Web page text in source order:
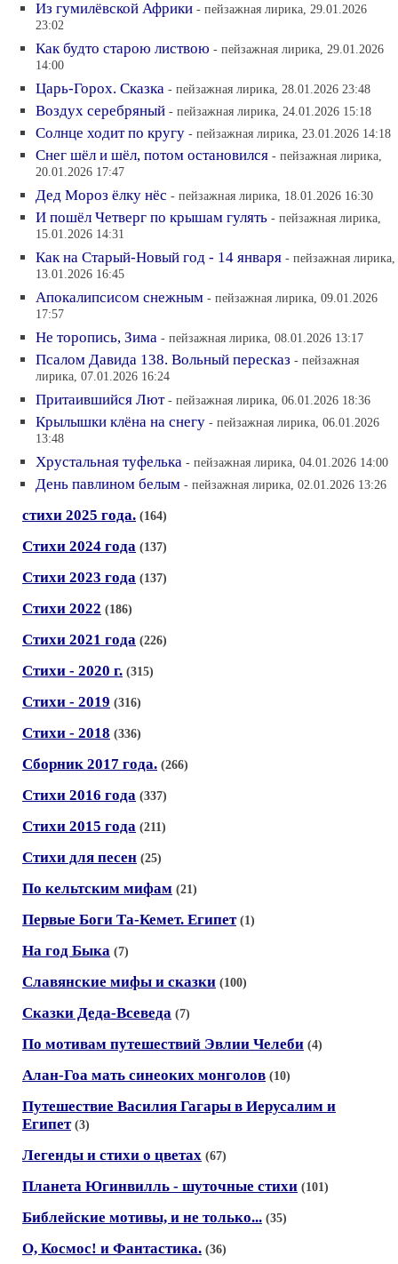
Из гумилёвской Африки - пейзажная лирика, 29.01.2026
23:02
Как будто старою листвою - пейзажная лирика, 29.01.2026
14:00
Царь-Горох. Сказка - пейзажная лирика, 28.01.2026 23:48
Воздух серебряный - пейзажная лирика, 24.01.2026 15:18
Солнце ходит по кругу - пейзажная лирика, 23.01.2026 14:18
Снег шёл и шёл, потом остановился - пейзажная лирика,
20.01.2026 17:47
Дед Мороз ёлку нёс - пейзажная лирика, 18.01.2026 16:30
И пошёл Четверг по крышам гулять - пейзажная лирика,
15.01.2026 14:31
Как на Старый-Новый год - 14 января - пейзажная лирика,
13.01.2026 16:45
Апокалипсисом снежным - пейзажная лирика, 09.01.2026
17:57
Не торопись, Зима - пейзажная лирика, 08.01.2026 13:17
Псалом Давида 138. Вольный пересказ - пейзажная
лирика, 07.01.2026 16:24
Притаившийся Лют - пейзажная лирика, 06.01.2026 18:36
Крылышки клёна на снегу - пейзажная лирика, 06.01.2026
13:48
Хрустальная туфелька - пейзажная лирика, 04.01.2026 14:00
День павлином белым - пейзажная лирика, 02.01.2026 13:26
стихи 2025 года. (164)
Стихи 2024 года (137)
Стихи 2023 года (137)
Стихи 2022 (186)
Стихи 2021 года (226)
Стихи - 2020 г. (315)
Стихи - 2019 (316)
Стихи - 2018 (336)
Сборник 2017 года. (266)
Стихи 2016 года (337)
Стихи 2015 года (211)
Стихи для песен (25)
По кельтским мифам (21)
Первые Боги Та-Кемет. Египет (1)
На год Быка (7)
Славянские мифы и сказки (100)
Сказки Деда-Всеведа (7)
По мотивам путешествий Эвлии Челеби (4)
Алан-Гоа мать синеоких монголов (10)
Путешествие Василия Гагары в Иерусалим и
Египет (3)
Легенды и стихи о цветах (67)
Планета Югинвилль - шуточные стихи (101)
Библейские мотивы, и не только... (35)
О, Космос! и Фантастика. (36)